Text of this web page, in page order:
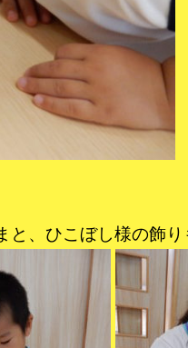
、ひこぼし様の飾り